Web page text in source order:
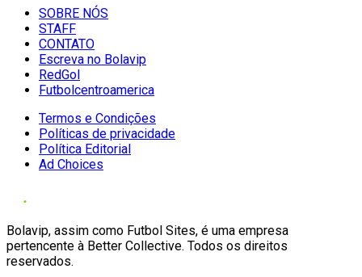
SOBRE NÓS
STAFF
CONTATO
Escreva no Bolavip
RedGol
Futbolcentroamerica
Termos e Condições
Políticas de privacidade
Política Editorial
Ad Choices
Bolavip, assim como Futbol Sites, é uma empresa
pertencente à Better Collective. Todos os direitos
reservados.